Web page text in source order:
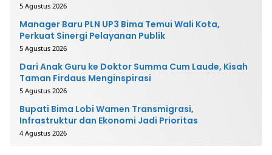
5 Agustus 2026
Manager Baru PLN UP3 Bima Temui Wali Kota,
Perkuat Sinergi Pelayanan Publik
5 Agustus 2026
Dari Anak Guru ke Doktor Summa Cum Laude, Kisah
Taman Firdaus Menginspirasi
5 Agustus 2026
Bupati Bima Lobi Wamen Transmigrasi,
Infrastruktur dan Ekonomi Jadi Prioritas
4 Agustus 2026